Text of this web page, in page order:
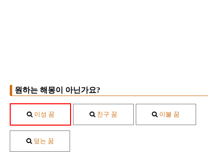
원하는 해몽이 아닌가요?
이성 꿈 친구 꿈 이불 꿈
덮는 꿈